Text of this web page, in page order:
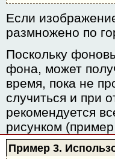
Если
размножено по
Поскольку
фона, может
время, пока не
случиться и при
рекомендуется
рисунком
Пример 3.